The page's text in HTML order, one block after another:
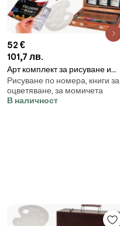
52 €
101,7 лв.
Арт комплект за рисуване и
оцветяване XXL – 177 части
Рисуване по номера, книги за
оцветяване, за момичета
В наличност